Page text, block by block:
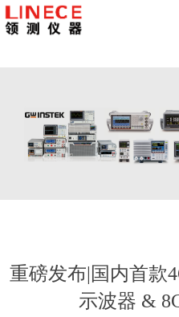
重磅发布|国内首款
示波器 &